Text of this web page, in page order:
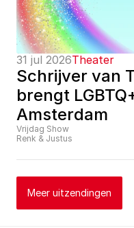
31 jul 2026Theater
Schrijver van
brengt
Amsterdam
Vrijdag Show
Renk & Justus
Meer uitzendingen